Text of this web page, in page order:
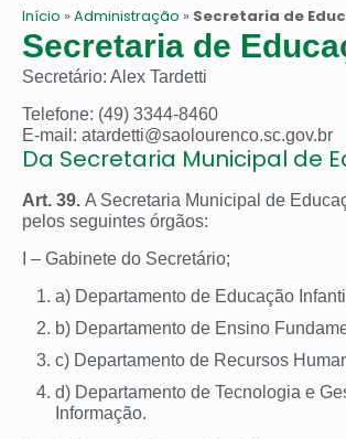
Início » Administração » Secretaria de
Secretaria de
Secretário: Alex Tardetti
Telefone: (49) 3344-8460
E-mail: atardetti@saolourenco.sc.gov.br
Da Secretaria Municipal de
Art. 39. A Secretaria Municipal de
pelos seguintes órgãos:
I – Gabinete do Secretário;
a) Departamento de Educação
b) Departamento de Ensino
c) Departamento de Recursos
d) Departamento de Tecnologia e
Informação.